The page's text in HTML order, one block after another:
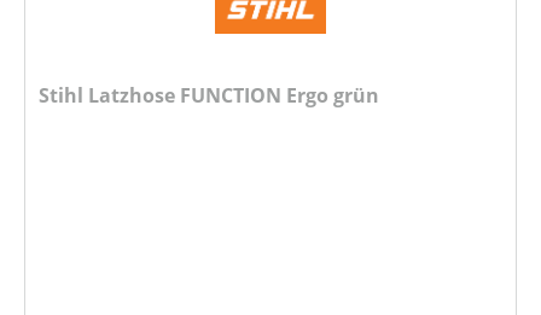
Stihl Latzhose FUNCTION Ergo grün